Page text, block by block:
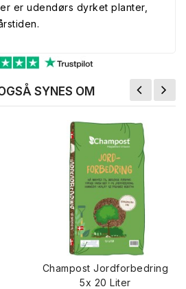
er udendørs dyrket planter,
SYNES OM
Champost Jordforbedring
5x 20 Liter